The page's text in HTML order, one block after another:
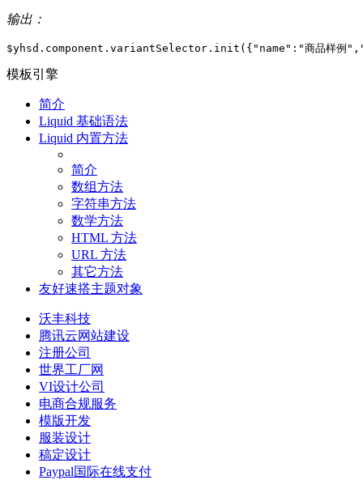
输出：
模板引擎
简介
Liquid 基础语法
Liquid 内置方法
简介
数组方法
字符串方法
数学方法
HTML 方法
URL 方法
其它方法
友好速搭主题对象
沃丰科技
腾讯云网站建设
注册公司
世界工厂网
VI设计公司
电商合规服务
模版开发
服装设计
稿定设计
Paypal国际在线支付